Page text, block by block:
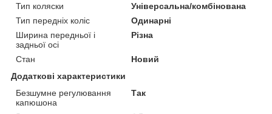
Тип коляски
Універсальна/комбінована
Тип передніх коліс
Одинарні
Ширина передньої і
задньої осі
Різна
Стан
Новий
Додаткові характеристики
Безшумне регулювання
капюшона
Так